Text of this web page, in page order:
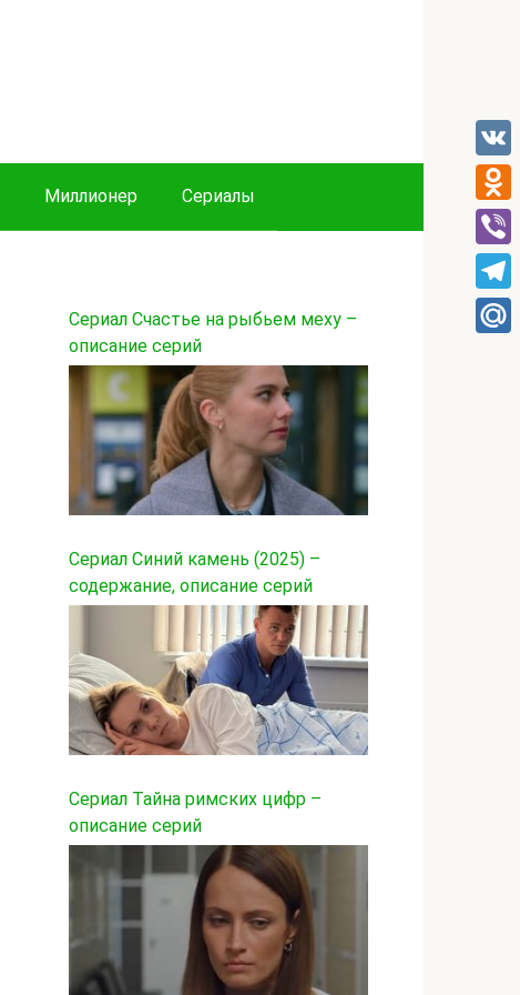
Миллионер Сериалы
Сериал Счастье на рыбьем меху –
описание серий
Сериал Синий камень (2025) –
содержание, описание серий
Сериал Тайна римских цифр –
описание серий
VK
Viber